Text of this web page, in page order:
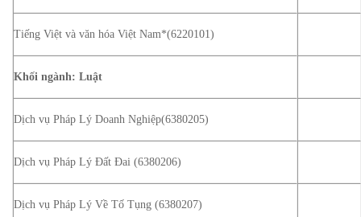
Tiếng Việt và văn hóa Việt Nam*(6220101)
Khối ngành: Luật
Dịch vụ Pháp Lý Doanh Nghiệp(6380205)
Dịch vụ Pháp Lý Đất Đai (6380206)
Dịch vụ Pháp Lý Về Tố Tụng (6380207)